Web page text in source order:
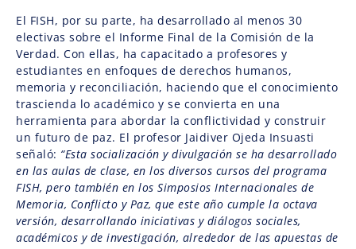
El FISH, por su parte, ha desarrollado al menos 30
electivas sobre el Informe Final de la Comisión de la
Verdad. Con ellas, ha capacitado a profesores y
estudiantes en enfoques de derechos humanos,
memoria y reconciliación, haciendo que el conocimiento
trascienda lo académico y se convierta en una
herramienta para abordar la conflictividad y construir
un futuro de paz. El profesor Jaidiver Ojeda Insuasti
señaló: “Esta socialización y divulgación se ha desarrollado
en las aulas de clase, en los diversos cursos del programa
FISH, pero también en los Simposios Internacionales de
Memoria, Conflicto y Paz, que este año cumple la octava
versión, desarrollando iniciativas y diálogos sociales,
académicos y de investigación, alrededor de las apuestas de